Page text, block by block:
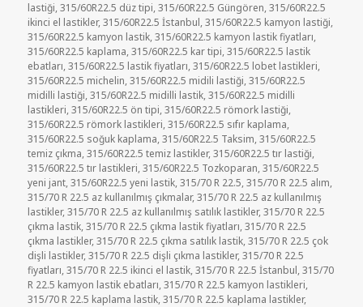
lastiği,315/60R22.5 düz tipi,315/60R22.5 Güngören,315/60R22.5
ikinci el lastikler,315/60R22.5 İstanbul,315/60R22.5 kamyon lastiği,
315/60R22.5 kamyon lastik,315/60R22.5 kamyon lastik fiyatları,
315/60R22.5 kaplama,315/60R22.5 kar tipi,315/60R22.5 lastik
ebatları,315/60R22.5 lastik fiyatları,315/60R22.5 lobet lastikleri,
315/60R22.5 michelin,315/60R22.5 midili lastiği,315/60R22.5
midilli lastiği,315/60R22.5 midilli lastik,315/60R22.5 midilli
lastikleri,315/60R22.5 ön tipi,315/60R22.5 römork lastiği,
315/60R22.5 römork lastikleri,315/60R22.5 sıfır kaplama,
315/60R22.5 soğuk kaplama,315/60R22.5 Taksim,315/60R22.5
temiz çıkma,315/60R22.5 temiz lastikler,315/60R22.5 tır lastiği,
315/60R22.5 tır lastikleri,315/60R22.5 Tozkoparan,315/60R22.5
yeni jant,315/60R22.5 yeni lastik,315/70 R 22.5,315/70 R 22.5 alım,
315/70 R 22.5 az kullanılmış çıkmalar,315/70 R 22.5 az kullanılmış
lastikler,315/70 R 22.5 az kullanılmış satılık lastikler,315/70 R 22.5
çıkma lastik,315/70 R 22.5 çıkma lastik fiyatları,315/70 R 22.5
çıkma lastikler,315/70 R 22.5 çıkma satılık lastik,315/70 R 22.5 çok
dişli lastikler,315/70 R 22.5 dişli çıkma lastikler,315/70 R 22.5
fiyatları,315/70 R 22.5 ikinci el lastik,315/70 R 22.5 İstanbul,315/70
R 22.5 kamyon lastik ebatları,315/70 R 22.5 kamyon lastikleri,
315/70 R 22.5 kaplama lastik,315/70 R 22.5 kaplama lastikler,